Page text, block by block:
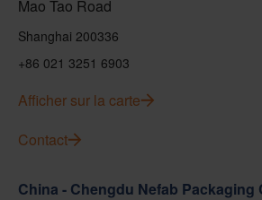
Mao Tao Road
Shanghai 200336
+86 021 3251 6903
Afficher sur la carte
Contact
China - Chengdu Nefab Packaging